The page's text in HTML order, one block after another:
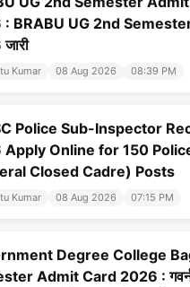
BRABU UG 2nd Semester
Kumar 08 Aug 2026 08:39 PM
Police Sub-Inspector
Apply Online for 150
Closed Cadre) Posts
Kumar 08 Aug 2026 07:15 PM
Degree College
Admit Card 2026 :